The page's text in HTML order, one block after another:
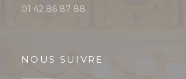
01 42 86 87 88
NOUS SUIVRE